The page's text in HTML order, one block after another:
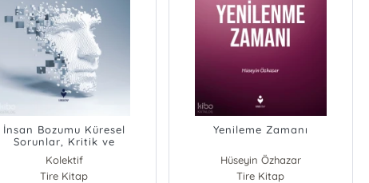
İnsan Bozumu Küresel
Sorunlar, Kritik ve
Perspektifler
Kolektif
Tire Kitap
Yenileme Zamanı
Hüseyin Özhazar
Tire Kitap